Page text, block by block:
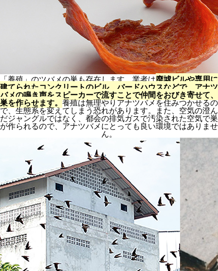
「養殖」のツバメの巣も存在します。業者は廃墟ビルや専用に
建てられたコンクリートのビル、バードハウスなどで、アナツ
バメの鳴き声をスピーカーで流すことで仲間をおびき寄せて、
巣を作らせます。 養殖は無理やりアナツバメを住みつかせるの
で、生態系を変えてしまう恐れがあります。また、空気の澄ん
だジャングルではなく、都会の排気ガスで汚染された空気で巣
が作られるので、アナツバメにとっても良い環境ではありませ
ん。